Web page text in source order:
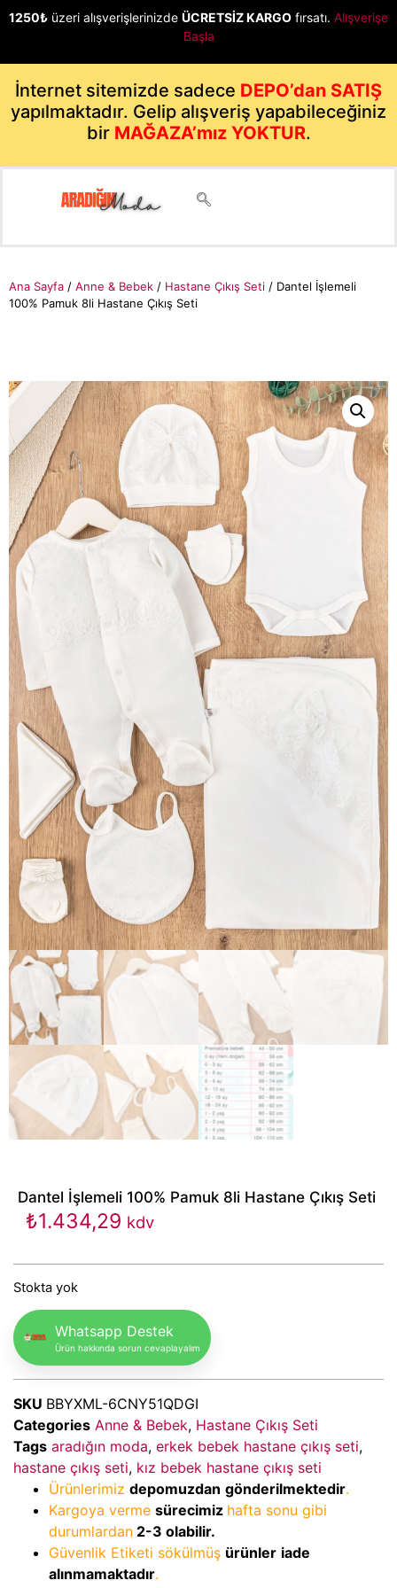
1250₺ üzeri alışverişlerinizde ÜCRETSİZ KARGO fırsatı. Alışverişe
Başla
İnternet sitemizde sadece DEPO’dan SATIŞ
yapılmaktadır. Gelip alışveriş yapabileceğiniz
bir MAĞAZA’mız YOKTUR.
Ana Sayfa / Anne & Bebek / Hastane Çıkış Seti / Dantel İşlemeli
100% Pamuk 8li Hastane Çıkış Seti
Dantel İşlemeli 100% Pamuk 8li Hastane Çıkış Seti
₺1.434,29 kdv
Stokta yok
Whatsapp Destek
Ürün hakkında sorun cevaplayalım
SKU BBYXML-6CNY51QDGI
Categories Anne & Bebek, Hastane Çıkış Seti
Tags aradığın moda, erkek bebek hastane çıkış seti,
hastane çıkış seti, kız bebek hastane çıkış seti
Ürünlerimiz depomuzdan gönderilmektedir.
Kargoya verme sürecimiz hafta sonu gibi
durumlardan 2-3 olabilir.
Güvenlik Etiketi sökülmüş ürünler iade
alınmamaktadır.